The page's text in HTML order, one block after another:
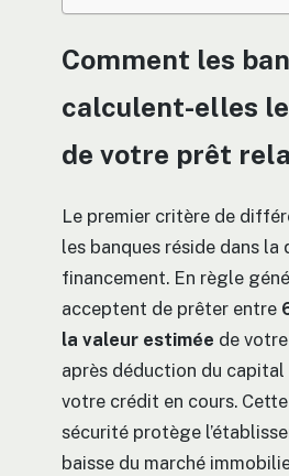
Comment les
calculent-elles
de votre prêt
Le premier critère de
les banques réside dans
financement. En règle
acceptent de prêter entre
la valeur estimée de
après déduction du
votre crédit en cours.
sécurité protège
baisse du marché